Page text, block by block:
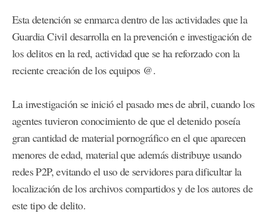
Esta detención se enmarca dentro de las actividades que la
Guardia Civil desarrolla en la prevención e investigación de
los delitos en la red, actividad que se ha reforzado con la
reciente creación de los equipos @.
La investigación se inició el pasado mes de abril, cuando los
agentes tuvieron conocimiento de que el detenido poseía
gran cantidad de material pornográfico en el que aparecen
menores de edad, material que además distribuye usando
redes P2P, evitando el uso de servidores para dificultar la
localización de los archivos compartidos y de los autores de
este tipo de delito.